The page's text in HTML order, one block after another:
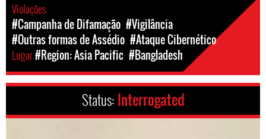
Violações
#Campanha de Difamação #Vigilância
#Outras formas de Assédio #Ataque Cibernético
Lugar#Region: Asia Pacific #Bangladesh
Status: Interrogated